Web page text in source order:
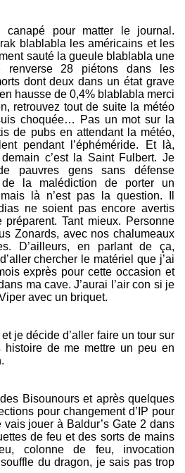
canapé pour matter le journal.
blablabla les américains et les
sauté la gueule blablabla une
renverse 28 piétons dans les
dont deux dans un état grave
hausse de 0,4% blablabla merci
retrouvez tout de suite la météo
choquée… Pas un mot sur la
de pubs en attendant la météo,
pendant l’éphéméride. Et là,
c’est la Saint Fulbert. Je
pauvres gens sans défense
la malédiction de porter un
là n’est pas la question. Il
ne soient pas encore avertis
Tant mieux. Personne
Zonards, avec nos chalumeaux
D’ailleurs, en parlant de ça,
chercher le matériel que j’ai
exprès pour cette occasion et
ma cave. J’aurai l’air con si je
avec un briquet.
je décide d’aller faire un tour sur
histoire de me mettre un peu en
Bisounours et après quelques
pour changement d’IP pour
jouer à Baldur’s Gate 2 dans
de feu et des sorts de mains
colonne de feu, invocation
du dragon, je sais pas trop